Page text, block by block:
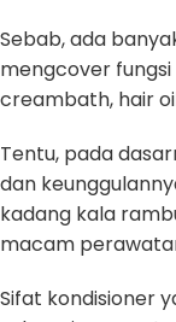
Sebab, ada
mengcover fungsi
creambath, hair
Tentu, pada
dan
kadang kala
macam
Sifat kondisioner